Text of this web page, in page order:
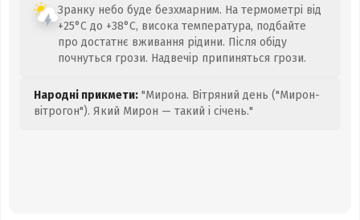
Зранку небо буде безхмарним. На термометрі від
+25°C до +38°C, висока температура, подбайте
про достатнє вживання рідини. Після обіду
почнуться грози. Надвечір припиняться грози.
Народні прикмети: "Мирона. Вітряний день ("Мирон-
вітрогон"). Який Мирон — такий і січень."